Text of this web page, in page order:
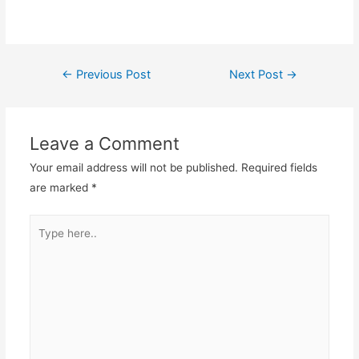
Post← Previous Post Next Post →
Leave a Comment
Your email address will not be published. Required fields
are marked *
here..